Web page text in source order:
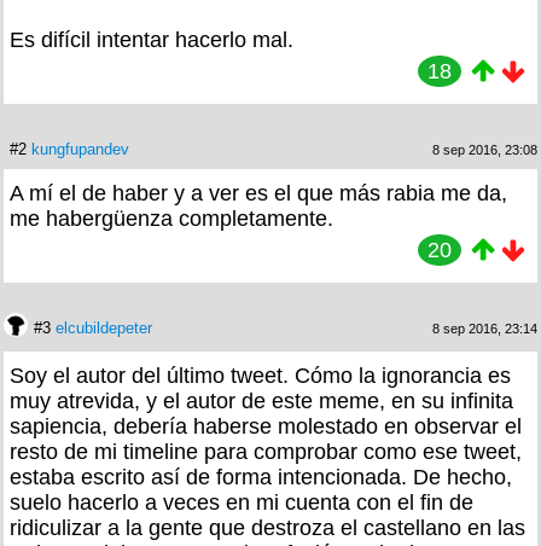
Es difícil intentar hacerlo mal.
18
#2 kungfupandev 8 sep 2016, 23:08
A mí el de haber y a ver es el que más rabia me da,
me habergüenza completamente.
20
#3 elcubildepeter 8 sep 2016, 23:14
Soy el autor del último tweet. Cómo la ignorancia es
muy atrevida, y el autor de este meme, en su infinita
sapiencia, debería haberse molestado en observar el
resto de mi timeline para comprobar como ese tweet,
estaba escrito así de forma intencionada. De hecho,
suelo hacerlo a veces en mi cuenta con el fin de
ridiculizar a la gente que destroza el castellano en las